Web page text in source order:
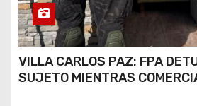
VILLA CARLOS PAZ: FPA
SUJETO MIENTRAS